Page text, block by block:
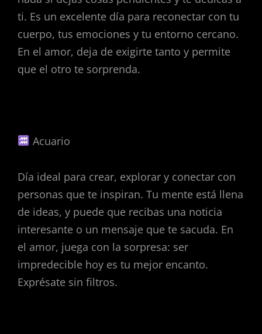
ti. Es un excelente día para reconectar con tu
cuerpo, tus emociones y tu entorno cercano.
En el amor, deja de exigirte tanto y permite
que el otro te sorprenda.
Acuario
Día ideal para crear, explorar y conectar con
personas que te inspiran. Tu mente está llena
de ideas, y puede que recibas una noticia
interesante o un mensaje que te sacuda. En
el amor, juega con la sorpresa: ser
impredecible hoy es tu mejor encanto.
Exprésate sin filtros.